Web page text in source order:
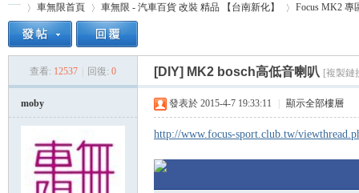
車無限首頁 車無限 - 汽車百貨 改裝 精品 【台南新化】
›
Focus MK2 專
查看: 12537 回復: 0 [DIY] MK2 bosch高低音喇叭 [複製鏈
moby 發表於 2015-4-7 19:33:11 顯示全部樓層
http://www.focus-sport.club.tw/